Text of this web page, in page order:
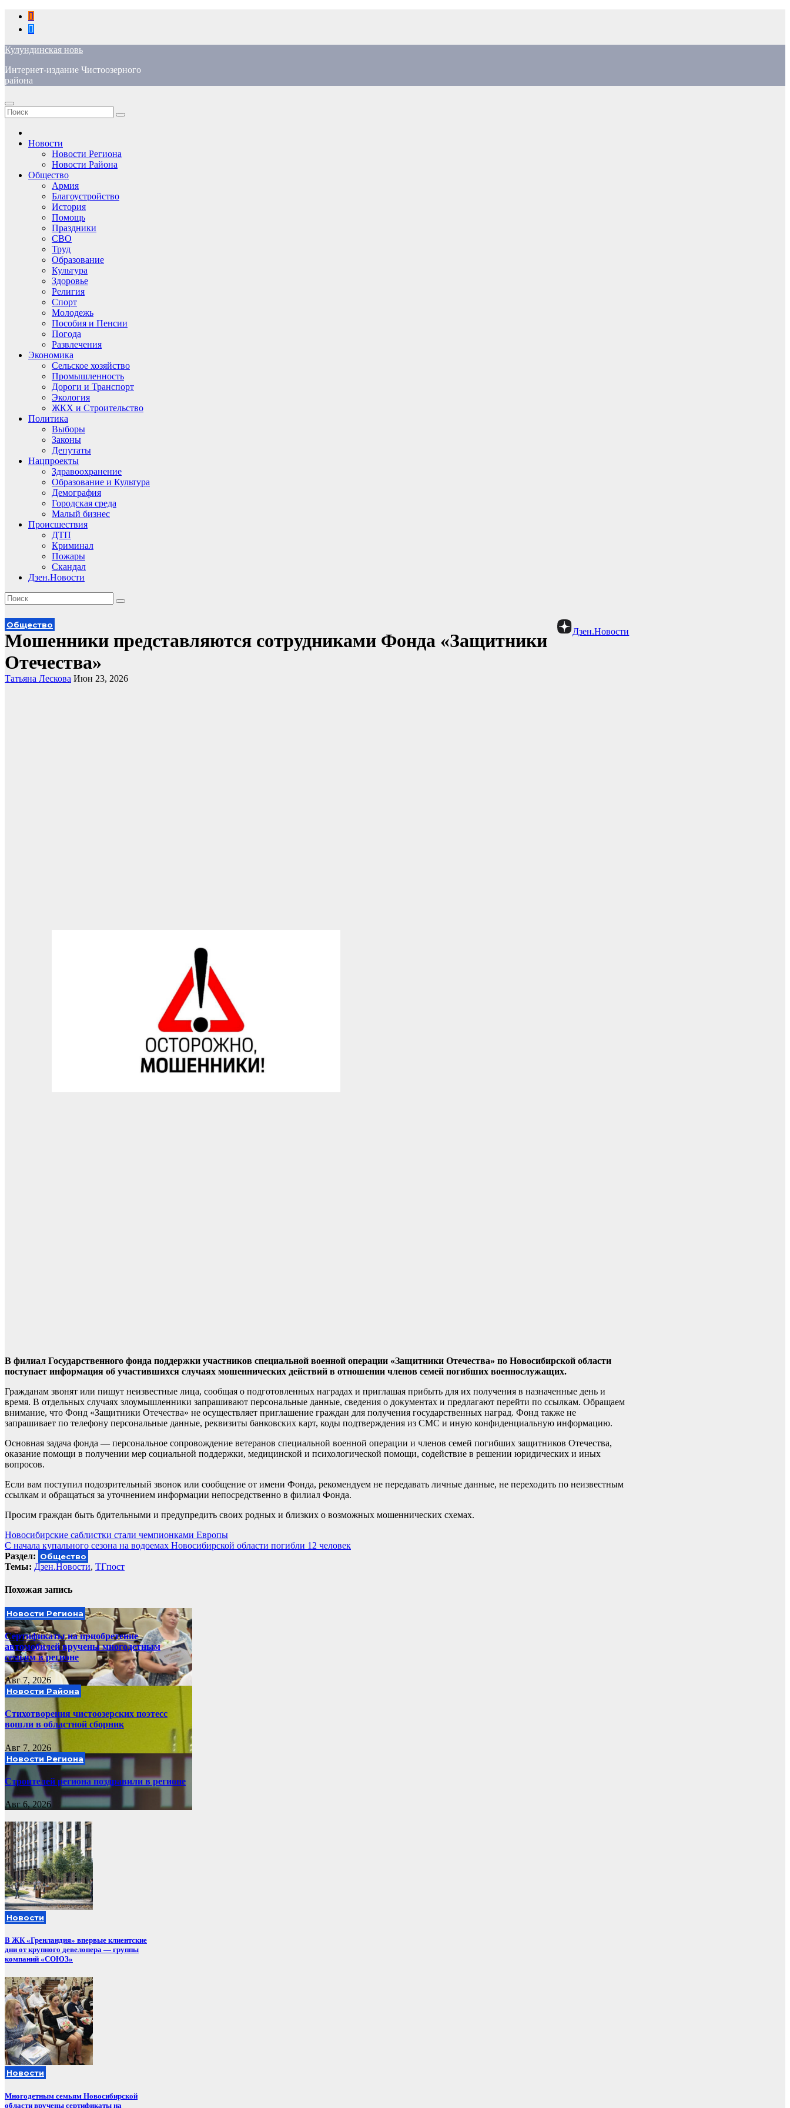
Перейти
содержимому
Кулундинская новь
Интернет-издание Чистоозерного
района
Новости
Новости Региона
Новости Района
Общество
Армия
Благоустройство
История
Помощь
Праздники
СВО
Труд
Образование
Культура
Здоровье
Религия
Спорт
Молодежь
Пособия и Пенсии
Погода
Развлечения
Экономика
Сельское хозяйство
Промышленность
Дороги и Транспорт
Экология
ЖКХ и Строительство
Политика
Выборы
Законы
Депутаты
Нацпроекты
Здравоохранение
Образование и Культура
Демография
Городская среда
Малый бизнес
Происшествия
ДТП
Криминал
Пожары
Скандал
Дзен.Новости
Дзен.Новости
Общество
Мошенники представляются сотрудниками Фонда «Защитники
Отечества»
Татьяна Лескова Июн 23, 2026
В филиал Государственного фонда поддержки участников специальной военной операции «Защитники Отечества» по Новосибирской области
поступает информация об участившихся случаях мошеннических действий в отношении членов семей погибших военнослужащих.
Гражданам звонят или пишут неизвестные лица, сообщая о подготовленных наградах и приглашая прибыть для их получения в назначенные день и
время. В отдельных случаях злоумышленники запрашивают персональные данные, сведения о документах и предлагают перейти по ссылкам. Обращаем
внимание, что Фонд «Защитники Отечества» не осуществляет приглашение граждан для получения государственных наград. Фонд также не
запрашивает по телефону персональные данные, реквизиты банковских карт, коды подтверждения из СМС и иную конфиденциальную информацию.
Основная задача фонда — персональное сопровождение ветеранов специальной военной операции и членов семей погибших защитников Отечества,
оказание помощи в получении мер социальной поддержки, медицинской и психологической помощи, содействие в решении юридических и иных
вопросов.
Если вам поступил подозрительный звонок или сообщение от имени Фонда, рекомендуем не передавать личные данные, не переходить по неизвестным
ссылкам и обращаться за уточнением информации непосредственно в филиал Фонда.
Просим граждан быть бдительными и предупредить своих родных и близких о возможных мошеннических схемах.
Навигация
по
записям
Новосибирские саблистки стали чемпионками Европы
С начала купального сезона на водоемах Новосибирской области погибли 12 человек
Раздел: Общество
Темы: Дзен.Новости, ТГпост
Похожая запись
Новости Региона
Сертификаты на приобретение
автомобилей вручены многодетным
семьям в регионе
Авг 7, 2026
Новости Района
Стихотворения чистоозерских поэтесс
вошли в областной сборник
Авг 7, 2026
Новости Региона
Строителей региона поздравили в регионе
Авг 6, 2026
Новости
В ЖК «Гренландия» впервые клиентские
дни от крупного девелопера — группы
компаний «СОЮЗ»
Новости
Многодетным семьям Новосибирской
области вручены сертификаты на